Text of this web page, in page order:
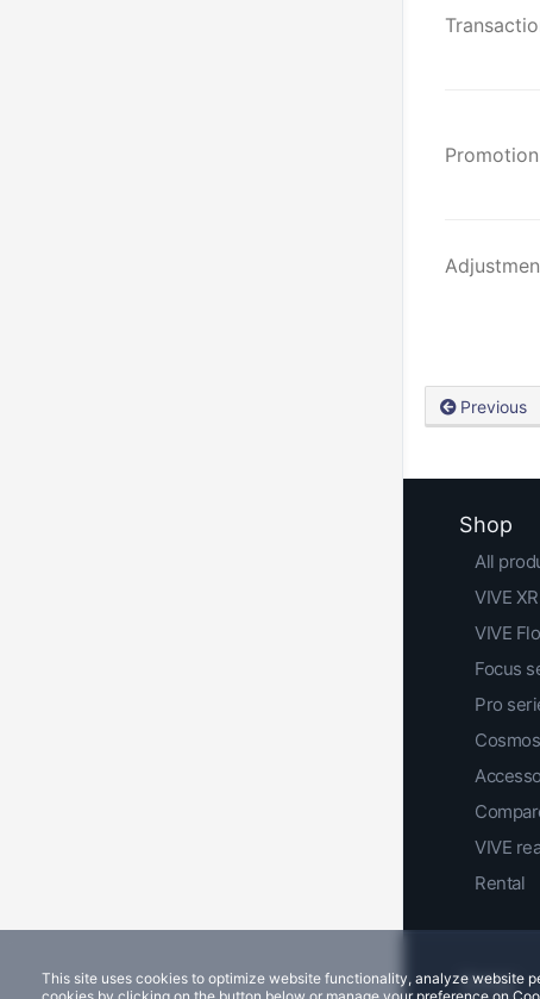
Previous
This site uses cookies to optimize website functionality, analyze website
cookies by clicking on the button below or manage your preference on
Shop
All
VIVE
VIVE
Focus
Pro
VIVE
Rental